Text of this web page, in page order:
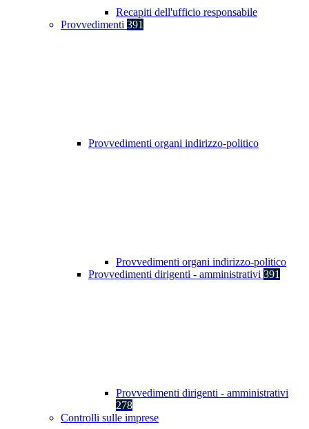
Recapiti dell'ufficio responsabile
Provvedimenti 391
Provvedimenti organi indirizzo-politico
Provvedimenti organi indirizzo-politico
Provvedimenti dirigenti - amministrativi 391
Provvedimenti dirigenti - amministrativi
278
Controlli sulle imprese